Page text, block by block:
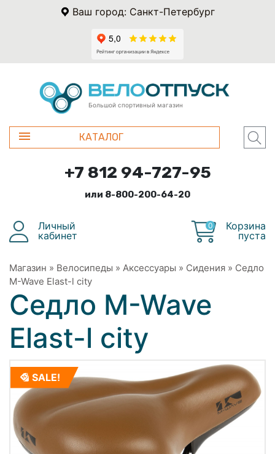
Ваш город: Санкт-Петербург
Большой спортивный магазин
КАТАЛОГ
+7 812 94-727-95
или 8-800-200-64-20
Личный
кабинет
0
Корзина
пуста
Магазин » Велосипеды » Аксессуары » Сидения » Седло
M-Wave Elast-l city
Седло M-Wave
Elast-l city
SALE!